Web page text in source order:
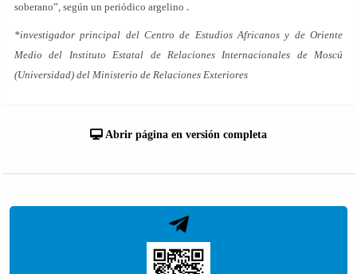
soberano”, según un periódico argelino .
*investigador principal del Centro de Estudios Africanos y de Oriente
Medio del Instituto Estatal de Relaciones Internacionales de Moscú
(Universidad) del Ministerio de Relaciones Exteriores
Abrir página en versión completa